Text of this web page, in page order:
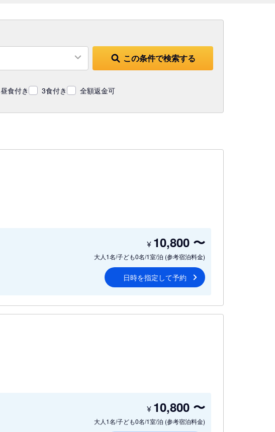
この条件で検索する
昼食付き 3食付き 全額返金可
大人1名/子ども0名/1室/泊 (参考宿泊料金)
¥ 10,800 〜
日時を指定して予約
大人1名/子ども0名/1室/泊 (参考宿泊料金)
¥ 10,800 〜